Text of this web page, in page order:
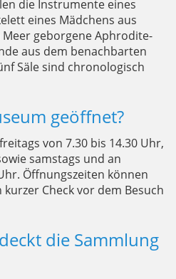
die Instrumente eines
eines Mädchens aus
Meer geborgene Aphrodite-
aus dem benachbarten
Säle sind chronologisch
geöffnet?
von 7.30 bis 14.30 Uhr,
samstags und an
Öffnungszeiten können
Check vor dem Besuch
die Sammlung